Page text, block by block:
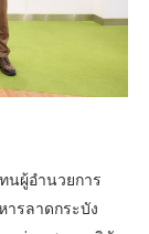
นผู้อำนวยการ
ารลาดกระบัง